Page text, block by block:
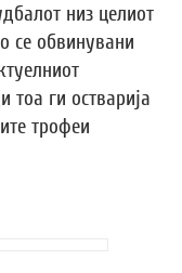
низ целиот
се обвинувани
ги остварија
трофеи